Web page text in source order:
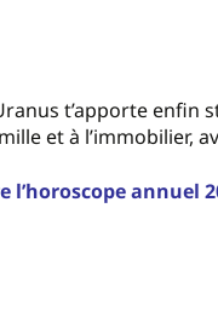
t’apporte enfin
et à l’immobilier,
l’horoscope annuel